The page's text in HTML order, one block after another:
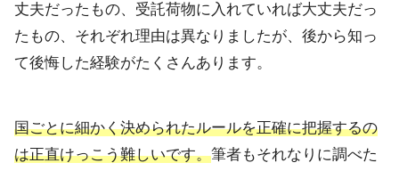
丈夫だったもの、受託荷物に入れていれば大丈夫だっ
たもの、それぞれ理由は異なりましたが、後から知っ
て後悔した経験がたくさんあります。
国ごとに細かく決められたルールを正確に把握するの
は正直けっこう難しいです。筆者もそれなりに調べた